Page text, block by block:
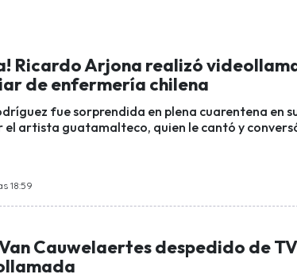
Ricardo Arjona realizó
de enfermería chilena
fue sorprendida en plena cuarentena en
el artista guatamalteco, quien le cantó y
18:59
Cauwelaertes despedido de